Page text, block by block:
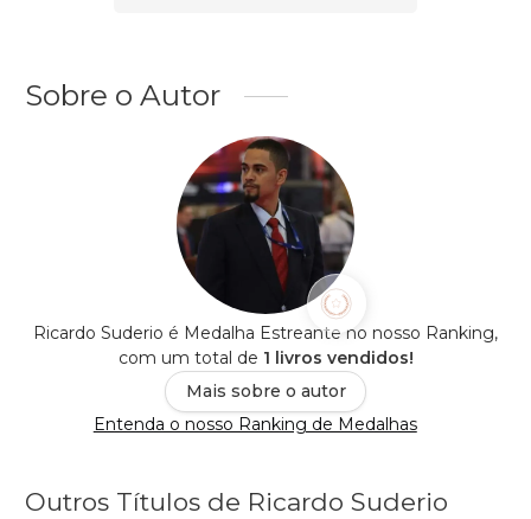
Sobre o Autor
Ricardo Suderio é Medalha Estreante no nosso Ranking,
com um total de 1 livros vendidos!
Mais sobre o autor
Entenda o nosso Ranking de Medalhas
Outros Títulos de Ricardo Suderio